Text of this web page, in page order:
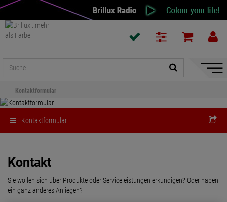
Kontaktformular
Kontaktformular
Kontakt
Sie wollen sich über Produkte oder Serviceleistungen erkundigen? Oder haben
ein ganz anderes Anliegen?